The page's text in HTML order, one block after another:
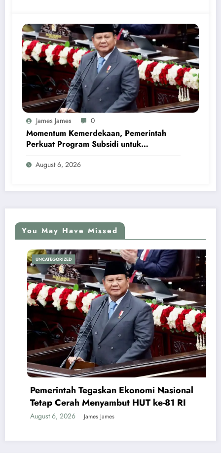
James James 0
Momentum Kemerdekaan, Pemerintah
Perkuat Program Subsidi untuk
Masyarakat Berpenghasilan. Rendah
August 6, 2026
You May Have Missed
UNCATEGORIZED
Pemerintah Tegaskan Ekonomi Nasional
Tetap Cerah Menyambut HUT ke-81 RI
August 6, 2026 James James